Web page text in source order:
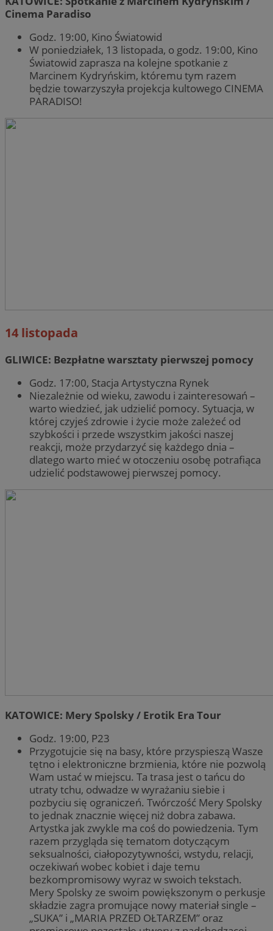
Cinema Paradiso
Godz. 19:00, Kino Światowid
W poniedziałek, 13 listopada, o godz. 19:00, Kino
Światowid zaprasza na kolejne spotkanie z
Marcinem Kydryńskim, któremu tym razem
będzie towarzyszyła projekcja kultowego CINEMA
PARADISO!
14 listopada
GLIWICE: Bezpłatne warsztaty pierwszej pomocy
Godz. 17:00, Stacja Artystyczna Rynek
Niezależnie od wieku, zawodu i zainteresowań –
warto wiedzieć, jak udzielić pomocy. Sytuacja, w
której czyjeś zdrowie i życie może zależeć od
szybkości i przede wszystkim jakości naszej
reakcji, może przydarzyć się każdego dnia –
dlatego warto mieć w otoczeniu osobę potrafiąca
udzielić podstawowej pierwszej pomocy.
KATOWICE: Mery Spolsky / Erotik Era Tour
Godz. 19:00, P23
Przygotujcie się na basy, które przyspieszą Wasze
tętno i elektroniczne brzmienia, które nie pozwolą
Wam ustać w miejscu. Ta trasa jest o tańcu do
utraty tchu, odwadze w wyrażaniu siebie i
pozbyciu się ograniczeń. Twórczość Mery Spolsky
to jednak znacznie więcej niż dobra zabawa.
Artystka jak zwykle ma coś do powiedzenia. Tym
razem przygląda się tematom dotyczącym
seksualności, ciałopozytywności, wstydu, relacji,
oczekiwań wobec kobiet i daje temu
bezkompromisowy wyraz w swoich tekstach.
Mery Spolsky ze swoim powiększonym o perkusje
składzie zagra promujące nowy materiał single –
„SUKA” i „MARIA PRZED OŁTARZEM” oraz